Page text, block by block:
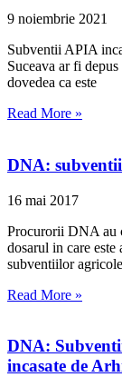
9 noiembrie 2021
Subventii APIA
Suceava ar fi
dovedea ca este
Read More »
DNA:
16 mai 2017
Procurorii DNA au
dosarul in care este
subventiilor
Read More »
DNA:
incasate de